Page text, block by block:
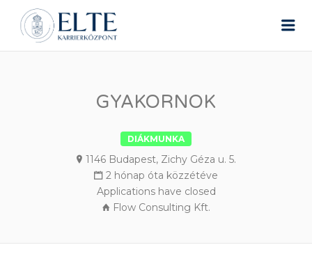
ELTE ÁLLÁSPORTÁL
GYAKORNOK
DIÁKMUNKA
1146 Budapest, Zichy Géza u. 5.
2 hónap óta közzétéve
Applications have closed
Flow Consulting Kft.